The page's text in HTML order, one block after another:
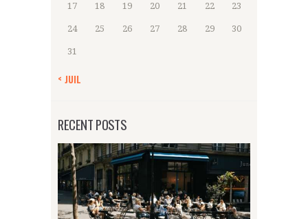
17 18 19 20 21 22 23
24 25 26 27 28 29 30
31
« JUIL
RECENT POSTS